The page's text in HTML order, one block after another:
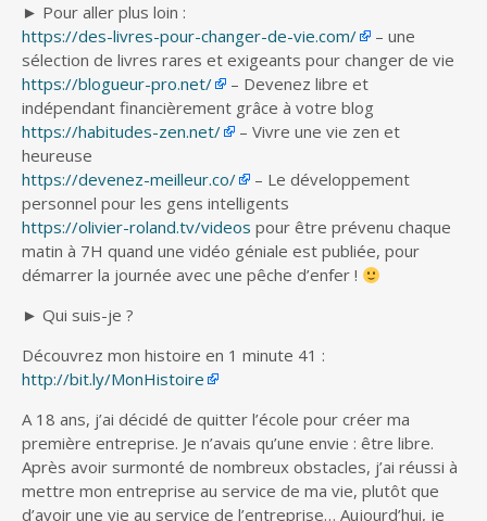
► Pour aller plus loin :
https://des-livres-pour-changer-de-vie.com/
– une
sélection de livres rares et exigeants pour changer de vie
https://blogueur-pro.net/
– Devenez libre et
indépendant financièrement grâce à votre blog
https://habitudes-zen.net/
– Vivre une vie zen et
heureuse
https://devenez-meilleur.co/
– Le développement
personnel pour les gens intelligents
https://olivier-roland.tv/videos pour être prévenu chaque
matin à 7H quand une vidéo géniale est publiée, pour
démarrer la journée avec une pêche d’enfer !
► Qui suis-je ?
Découvrez mon histoire en 1 minute 41 :
http://bit.ly/MonHistoire
A 18 ans, j’ai décidé de quitter l’école pour créer ma
première entreprise. Je n’avais qu’une envie : être libre.
Après avoir surmonté de nombreux obstacles, j’ai réussi à
mettre mon entreprise au service de ma vie, plutôt que
d’avoir une vie au service de l’entreprise… Aujourd’hui, je